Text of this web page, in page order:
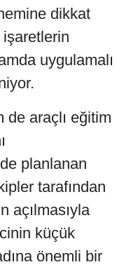
dikkat
uygulamalı
de araçlı eğitim
planlanan
tarafından
açılmasıyla
küçük
önemli bir